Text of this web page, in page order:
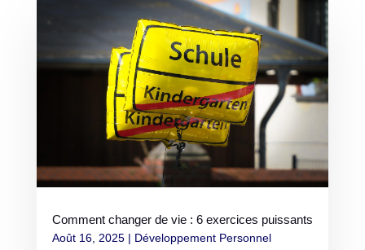
Comment changer de vie : 6 exercices puissants
Août 16, 2025| Développement Personnel